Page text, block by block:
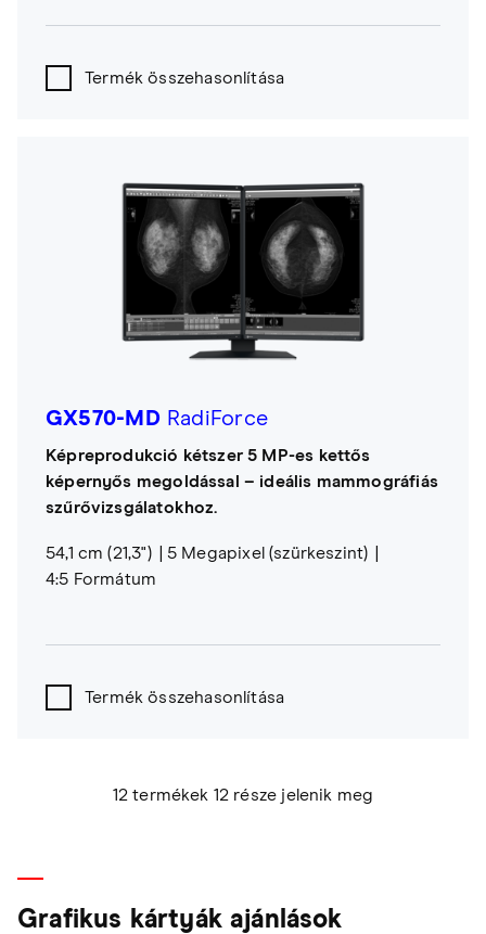
Termék összehasonlítása
GX570-MD RadiForce
Képreprodukció kétszer 5 MP-es kettős
képernyős megoldással – ideális mammográfiás
szűrővizsgálatokhoz.
54,1 cm (21,3")
5 Megapixel (szürkeszint)
4:5 Formátum
Termék összehasonlítása
12 termékek 12 része jelenik meg
Grafikus kártyák ajánlások